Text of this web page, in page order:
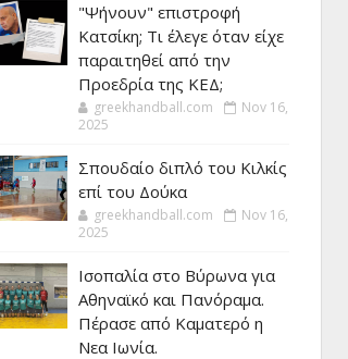
"Ψήνουν" επιστροφή
Κατσίκη; Τι έλεγε όταν είχε
παραιτηθεί από την
Προεδρία της ΚΕΔ;
greekhandball.com
Nov 16,
2025
Σπουδαίο διπλό του Κιλκίς
επί του Δούκα
greekhandball.com
Nov 16,
2025
Ισοπαλία στο Βύρωνα για
Αθηναϊκό και Πανόραμα.
Πέρασε από Καματερό η
Νεα Ιωνία.